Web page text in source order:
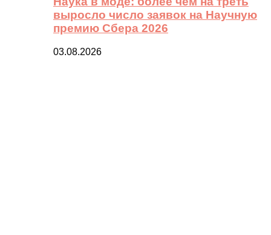
выросло число заявок на Научную
премию Сбера 2026
03.08.2026